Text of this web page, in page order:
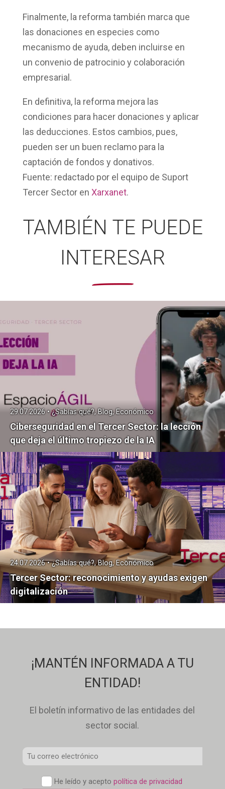
Finalmente, la reforma también marca que
las donaciones en especies como
mecanismo de ayuda, deben incluirse en
un convenio de patrocinio y colaboración
empresarial.
En definitiva, la reforma mejora las
condiciones para hacer donaciones y aplicar
las deducciones. Estos cambios, pues,
pueden ser un buen reclamo para la
captación de fondos y donativos.
Fuente: redactado por el equipo de Suport
Tercer Sectoren Xarxanet.
TAMBIÉN TE PUEDE
INTERESAR
Ciberseguridad en el Tercer Sector: la lección
que deja el último tropiezo de la IA
29.07.2026 • ¿Sabías qué?, Blog, Económico
Tercer Sector: reconocimiento y ayudas exigen
digitalización
24.07.2026 • ¿Sabías qué?, Blog, Económico
¡MANTÉN INFORMADA A TU
ENTIDAD!
El boletín informativo de las entidades del
sector social.
*
Política
He leído y aceptopolítica de privacidad